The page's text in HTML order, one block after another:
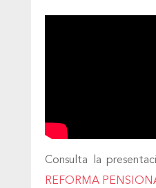
Consulta la
REFORMA